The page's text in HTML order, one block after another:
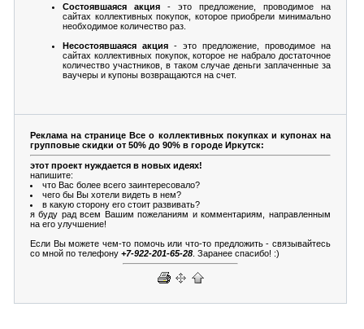
Состоявшаяся акция - это предложение, проводимое на
сайтах коллективных покупок, которое приобрели минимально
необходимое количество раз.
Несостоявшаяся акция - это предложение, проводимое на
сайтах коллективных покупок, которое не набрало достаточное
количество участников, в таком случае деньги заплаченные за
ваучеры и купоны возвращаются на счет.
Реклама на странице Все о коллективных покупках и купонах на
групповые скидки от 50% до 90% в городе Иркутск:
этот проект нуждается в новых идеях!
напишите:
что Вас более всего заинтересовало?
чего бы Вы хотели видеть в нем?
в какую сторону его стоит развивать?
я буду рад всем Вашим пожеланиям и комментариям, направленным
на его улучшение!
Если Вы можете чем-то помочь или что-то предложить - связывайтесь
со мной по телефону +7-922-201-65-28 . Заранее спасибо! :)